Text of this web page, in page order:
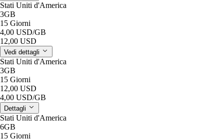
Stati Uniti d'America
3GB
15 Giorni
4,00 USD/GB
12,00 USD
Vedi dettagli
Stati Uniti d'America
3GB
15 Giorni
12,00 USD
4,00 USD/GB
Dettagli
Stati Uniti d'America
6GB
15 Giorni